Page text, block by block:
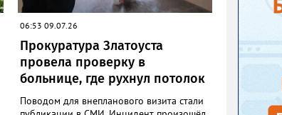
06:53 09.07.26
Прокуратура Златоуста
провела проверку в
больнице, где рухнул потолок
Поводом для внепланового визита стали